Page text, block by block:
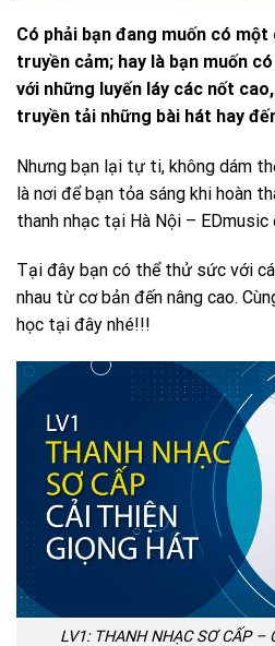
Có phải bạn đang muốn có
truyền cảm; hay là bạn muốn
với những luyến láy các nốt
truyền tải những bài hát hay
Nhưng bạn lại tự ti, không dám
là nơi để bạn tỏa sáng khi hoàn
thanh nhạc tại Hà Nội – EDmusic
Tại đây bạn có thể thử sức với
nhau từ cơ bản đến nâng cao.
học tại đây nhé!!!
LV1: THANH NHẠC SƠ CẤP –